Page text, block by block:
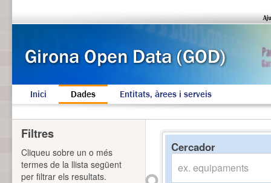
Inici Dades Entitats, àrees i serveis
Cercador
Filtres
Cliqueu sobre un o més
termes de la llista següent
per filtrar els resultats.